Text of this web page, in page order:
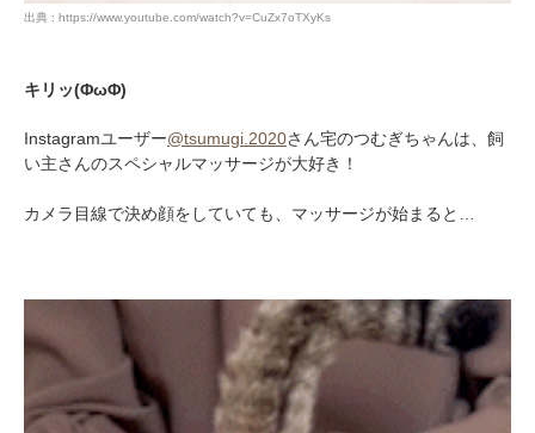
出典 : https://www.youtube.com/watch?v=CuZx7oTXyKs
キリッ(ΦωΦ)
Instagramユーザー@tsumugi.2020さん宅のつむぎちゃんは、飼
い主さんのスペシャルマッサージが大好き！
カメラ目線で決め顔をしていても、マッサージが始まると…